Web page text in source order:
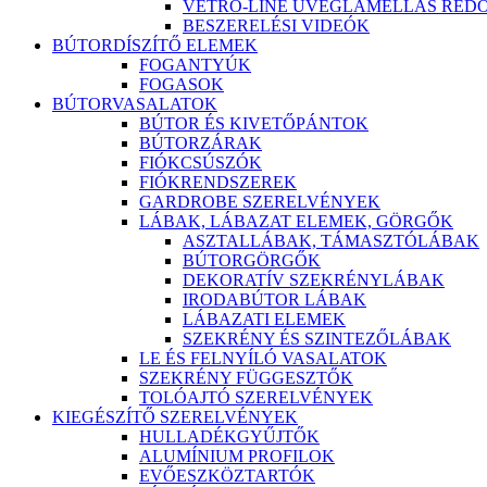
VETRO-LINE ÜVEGLAMELLÁS
BESZERELÉSI VIDEÓK
BÚTORDÍSZÍTŐ ELEMEK
FOGANTYÚK
FOGASOK
BÚTORVASALATOK
BÚTOR ÉS KIVETŐPÁNTOK
BÚTORZÁRAK
FIÓKCSÚSZÓK
FIÓKRENDSZEREK
GARDROBE SZERELVÉNYEK
LÁBAK, LÁBAZAT ELEMEK, GÖRGŐK
ASZTALLÁBAK, TÁMASZTÓLÁBAK
BÚTORGÖRGŐK
DEKORATÍV SZEKRÉNYLÁBAK
IRODABÚTOR LÁBAK
LÁBAZATI ELEMEK
SZEKRÉNY ÉS SZINTEZŐLÁBAK
LE ÉS FELNYÍLÓ VASALATOK
SZEKRÉNY FÜGGESZTŐK
TOLÓAJTÓ SZERELVÉNYEK
KIEGÉSZÍTŐ SZERELVÉNYEK
HULLADÉKGYŰJTŐK
ALUMÍNIUM PROFILOK
EVŐESZKÖZTARTÓK